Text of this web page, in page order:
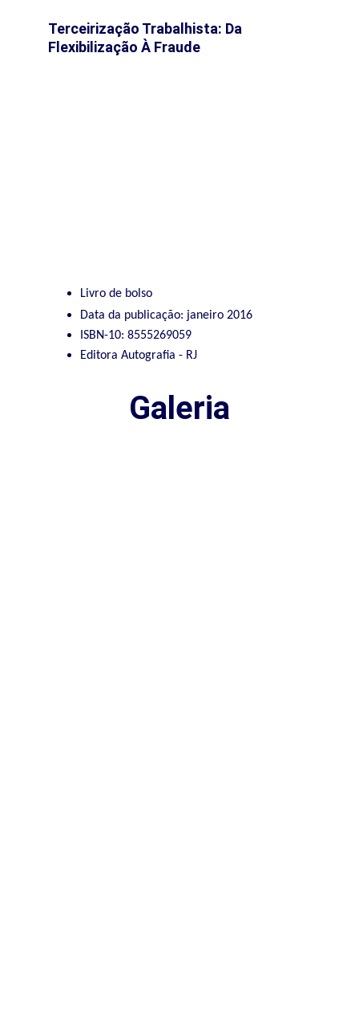
Terceirização Trabalhista: Da
Flexibilização À Fraude
Livro de bolso
Data da publicação: janeiro 2016
ISBN-10: 8555269059
Editora Autografia - RJ
Galeria